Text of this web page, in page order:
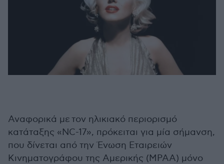
Αναφορικά μετον ηλικιακό περιορισμό
κατάταξης «NC-17», πρόκειται για μία σήμανση,
που δίνεται από την Ένωση Εταιρειών
Κινηματογράφου της Αμερικής (MPAA) μόνο